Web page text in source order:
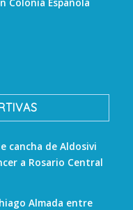
cancha de Aldosivi
a Rosario Central
Almada entre